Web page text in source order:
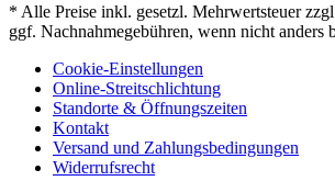
* Alle Preise inkl. gesetzl. Mehrwertsteuer
ggf. Nachnahmegebühren, wenn nicht anders
Cookie-Einstellungen
Online-Streitschlichtung
Standorte & Öffnungszeiten
Kontakt
Versand und Zahlungsbedingungen
Widerrufsrecht